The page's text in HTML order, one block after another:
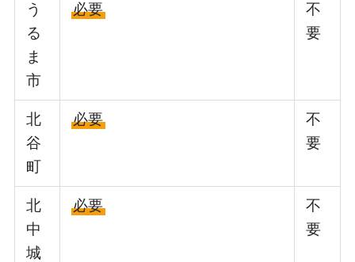
う
る
ま
市
必要
不
要
北
谷
町
必要
不
要
北
中
城
必要
不
要